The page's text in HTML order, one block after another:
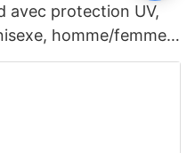
avec protection UV,
homme/femme,